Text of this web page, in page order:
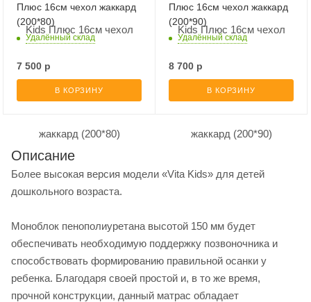
Плюс 16см чехол жаккард
(200*80)
Удалённый склад
7 500 р
В КОРЗИНУ
Плюс 16см чехол жаккард
(200*90)
Удалённый склад
8 700 р
В КОРЗИНУ
Описание
Более высокая версия модели «Vita Kids» для детей
дошкольного возраста.
Моноблок пенополиуретана высотой 150 мм будет
обеспечивать необходимую поддержку позвоночника и
способствовать формированию правильной осанки у
ребенка. Благодаря своей простой и, в то же время,
прочной конструкции, данный матрас обладает